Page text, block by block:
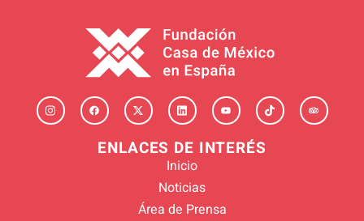
ENLACES DE INTERÉS
Inicio
Noticias
Área de Prensa